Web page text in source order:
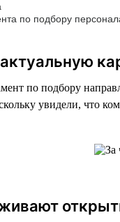
по подбору
по подбору
увидели, что